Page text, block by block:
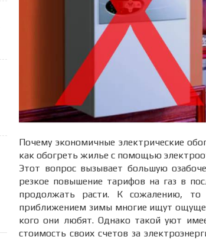
Почему экономичные электрические
как обогреть жилье с помощью
Этот вопрос вызывает большую
резкое повышение тарифов на газ в
продолжать расти. К сожалению, то
приближением зимы многие ищут
кого они любят. Однако такой уют
стоимость своих счетов за